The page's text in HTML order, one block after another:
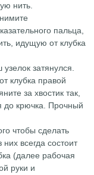
нить.
пальца,
идущую от клубка
затянулся.
клубка правой
за хвостик так,
до крючка. Прочный
чтобы сделать
всегда состоит
(далее рабочая
руки и